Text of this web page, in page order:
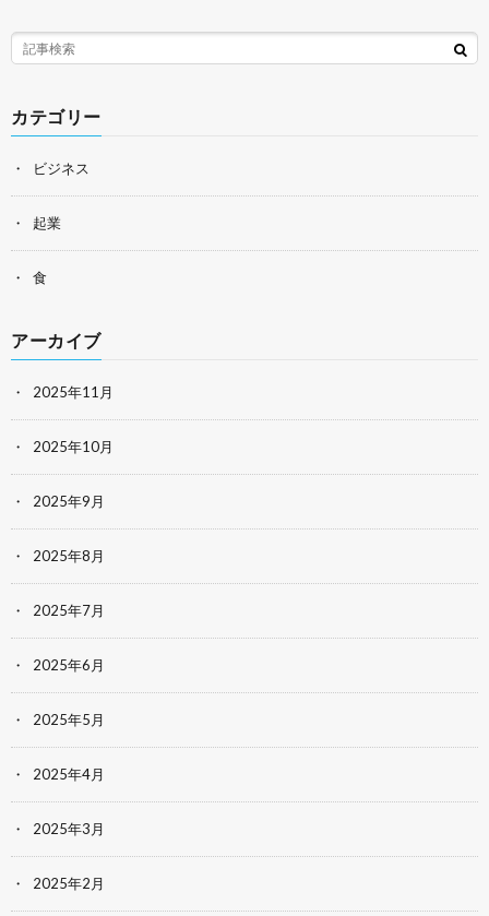
カテゴリー
ビジネス
起業
食
アーカイブ
2025年11月
2025年10月
2025年9月
2025年8月
2025年7月
2025年6月
2025年5月
2025年4月
2025年3月
2025年2月